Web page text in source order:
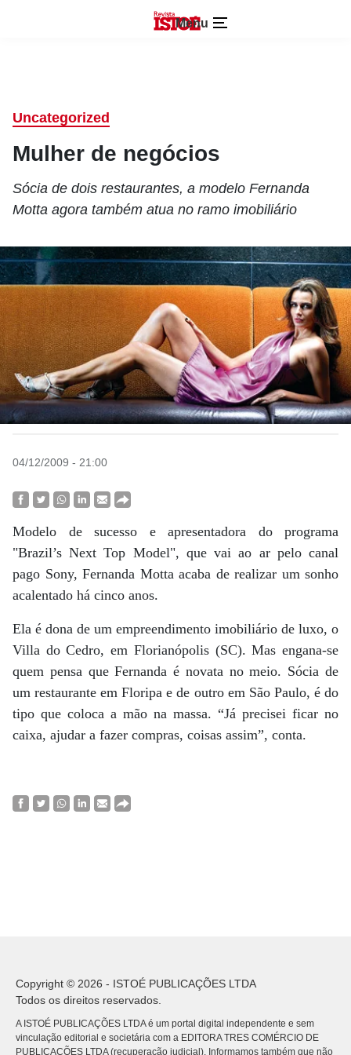
Menu
Uncategorized
Mulher de negócios
Sócia de dois restaurantes, a modelo Fernanda
Motta agora também atua no ramo imobiliário
04/12/2009 - 21:00
Modelo de sucesso e apresentadora do programa
"Brazil’s Next Top Model", que vai ao ar pelo canal
pago Sony, Fernanda Motta acaba de realizar um sonho
acalentado há cinco anos.
Ela é dona de um empreendimento imobiliário de luxo, o
Villa do Cedro, em Florianópolis (SC). Mas engana-se
quem pensa que Fernanda é novata no meio. Sócia de
um restaurante em Floripa e de outro em São Paulo, é do
tipo que coloca a mão na massa. “Já precisei ficar no
caixa, ajudar a fazer compras, coisas assim”, conta.
Copyright © 2026 - ISTOÉ PUBLICAÇÕES LTDA
Todos os direitos reservados.
A ISTOÉ PUBLICAÇÕES LTDA é um portal digital independente e sem
vinculação editorial e societária com a EDITORA TRES COMÉRCIO DE
PUBLICACÕES LTDA (recuperação judicial). Informamos também que não